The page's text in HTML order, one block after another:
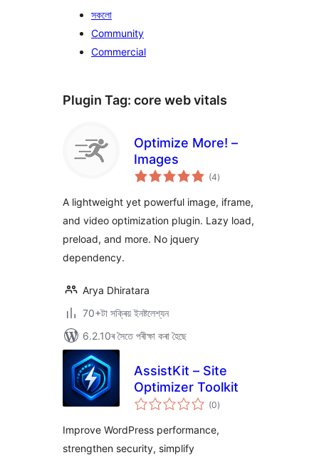
সকলো
Community
Commercial
Plugin Tag: core web vitals
Optimize More! –
Images
(4টা
মুঠ)
A lightweight yet powerful image, iframe,
and video optimization plugin. Lazy load,
preload, and more. No jquery
dependency.
Arya Dhiratara
70+টা সক্ৰিয় ইনষ্টলেশ্যন
6.2.10ৰ সৈতে পৰীক্ষা কৰা হৈছে
AssistKit – Site
Optimizer Toolkit
(0টা
মুঠ)
Improve WordPress performance,
strengthen security, simplify